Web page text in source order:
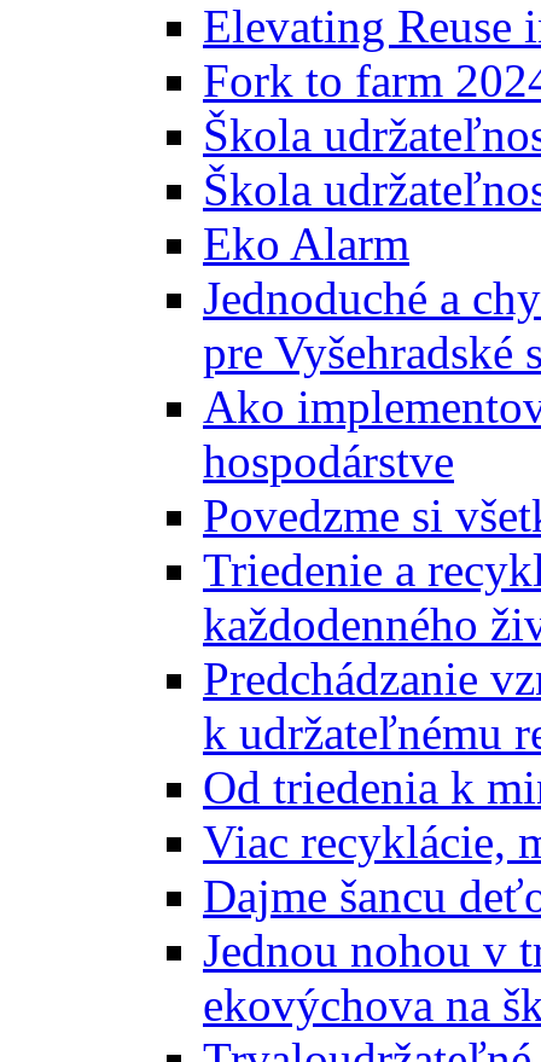
Elevating Reuse
Fork to farm
Škola
Škola
Eko Alarm
Jednoduché a
pre Vyšehradské
Ako
hospodárstve
Povedzme si
Triedenie a
každodenného
Predchádzanie
k udržateľnému
Od triedenia k
Viac recyklácie,
Dajme šancu
Jednou nohou v
ekovýchova na